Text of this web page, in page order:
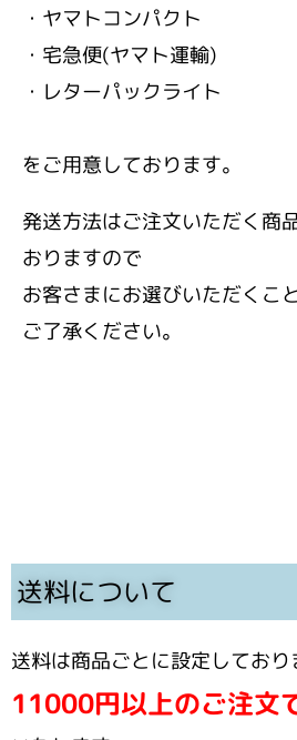
・ヤマトコンパクト
・宅急便(ヤマト運輸)
・レターパックライト
をご用意しております。
発送方法はご注文いただく商
おりますので
お客さまにお選びいただくこ
ご了承ください。
送料について
送料は商品ごとに設定しており
11000円以上のご注文